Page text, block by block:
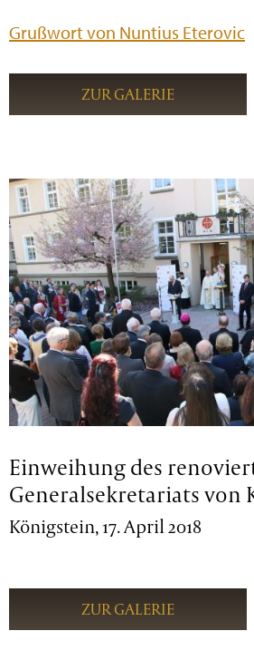
Grußwort von Nuntius Eterovic
ZUR GALERIE
Einweihung des
Generalsekretariats von
Königstein, 17. April 2018
ZUR GALERIE